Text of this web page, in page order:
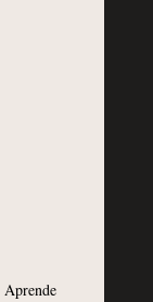
Aprende